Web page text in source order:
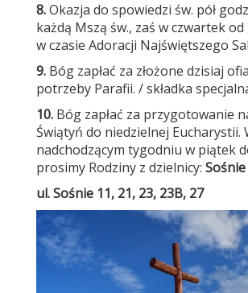
8.Okazja do spowiedzi św. pół
każdą Mszą św., zaś w czwartek od
w czasie Adoracji Najświętszego
9. Bóg zapłać za złożone dzisiaj
potrzeby Parafii. / składka
10. Bóg zapłać za przygotowanie
Świątyń do niedzielnej Eucharystii.
nadchodzącym tygodniu w piątek
prosimy Rodziny z dzielnicy: Sośnie
ul. Sośnie 11, 21, 23, 23B, 27